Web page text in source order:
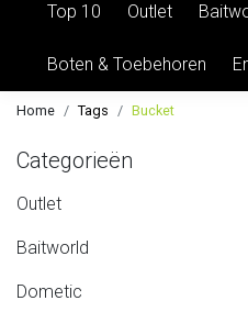
Top 10 Outlet
Boten & Toebehoren
Home Tags Bucket
Categorieën
Outlet
Baitworld
Dometic